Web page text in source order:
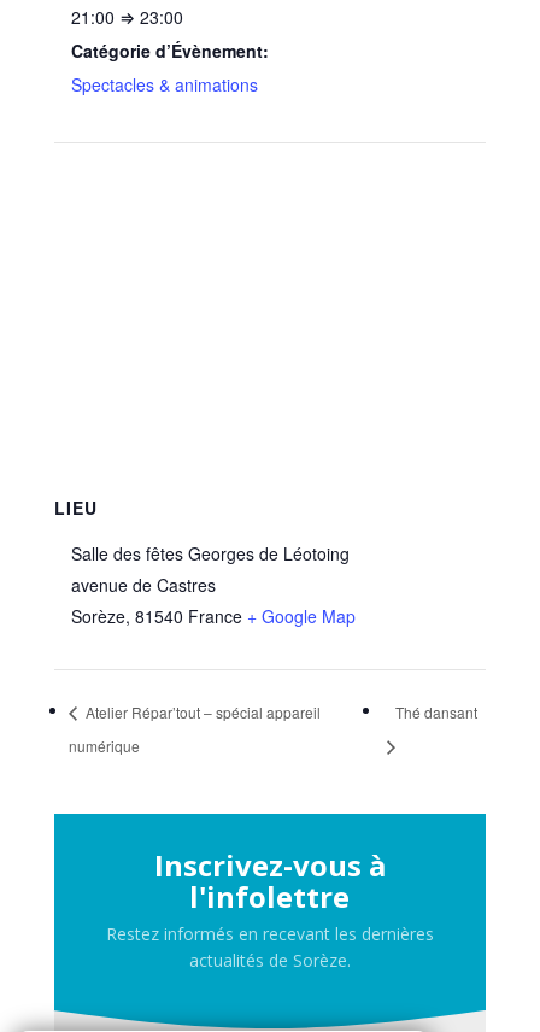
21:00 ⇒ 23:00
Catégorie d’Évènement:
Spectacles & animations
LIEU
Salle des fêtes Georges de Léotoing
avenue de Castres
Sorèze, 81540 France + Google Map
Atelier Répar’tout – spécial appareil
numérique
Thé dansant
Inscrivez-vous à
l'infolettre
Restez informés en recevant les dernières
actualités de Sorèze.